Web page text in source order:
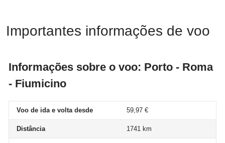
Importantes informações de voo
Informações sobre o voo: Porto - Roma
- Fiumicino
Voo de ida e volta desde 59,97 €
Distância 1741 km